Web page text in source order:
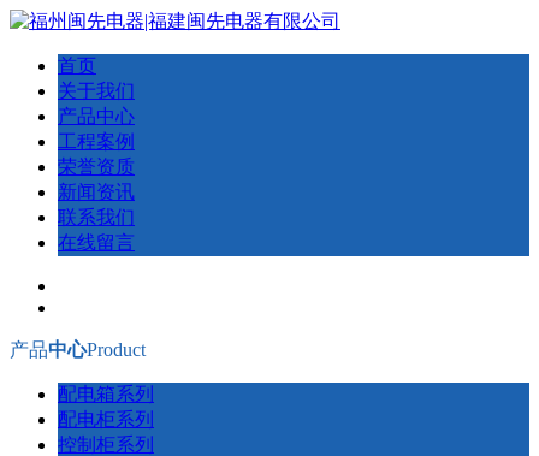
首页
关于我们
产品中心
工程案例
荣誉资质
新闻资讯
联系我们
在线留言
产品中心Product
配电箱系列
配电柜系列
控制柜系列